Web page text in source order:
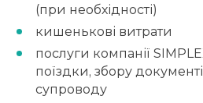
(при необхідності)
кишенькові витрати
послуги компанії
поїздки, збору
супроводу